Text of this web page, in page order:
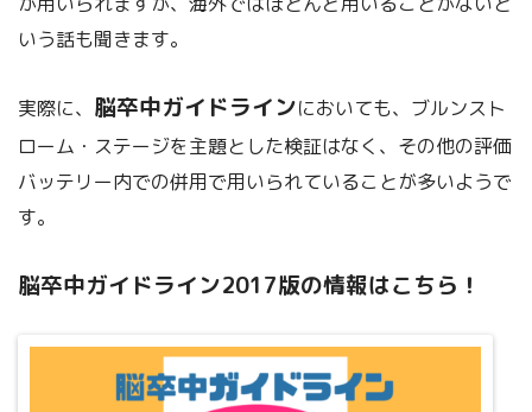
いう話も聞きます。
実際に、 脳卒中ガイドラインにおいても、ブルンスト
ローム・ステージを主題とした検証はなく、その他の評価
バッテリー内での併用で用いられていることが多いようで
す。
脳卒中ガイドライン2017版の情報はこちら！